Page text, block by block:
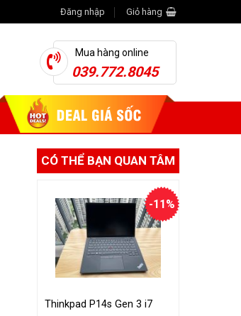
Đăng nhập Giỏ hàng
Mua hàng online
039.772.8045
CÓ THỂ BẠN QUAN TÂM
-11%
Thinkpad P14s Gen 3 i7